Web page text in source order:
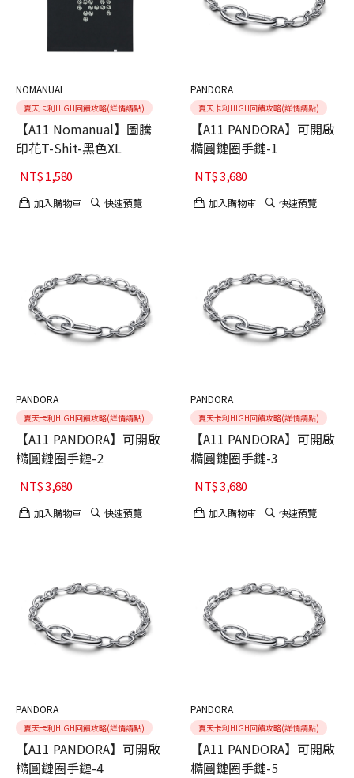
NOMANUAL
夏天卡利HIGH回饋攻略(詳情請點)
【A11 Nomanual】圖騰
印花T-Shit-黑色XL
NT$1,580
加入購物車 快速預覽
PANDORA
夏天卡利HIGH回饋攻略(詳情請點)
【A11 PANDORA】可開啟
橢圓鏈圈手鏈-1
NT$3,680
加入購物車 快速預覽
PANDORA
夏天卡利HIGH回饋攻略(詳情請點)
【A11 PANDORA】可開啟
橢圓鏈圈手鏈-2
NT$3,680
加入購物車 快速預覽
PANDORA
夏天卡利HIGH回饋攻略(詳情請點)
【A11 PANDORA】可開啟
橢圓鏈圈手鏈-3
NT$3,680
加入購物車 快速預覽
PANDORA
夏天卡利HIGH回饋攻略(詳情請點)
【A11 PANDORA】可開啟
橢圓鏈圈手鏈-4
PANDORA
夏天卡利HIGH回饋攻略(詳情請點)
【A11 PANDORA】可開啟
橢圓鏈圈手鏈-5